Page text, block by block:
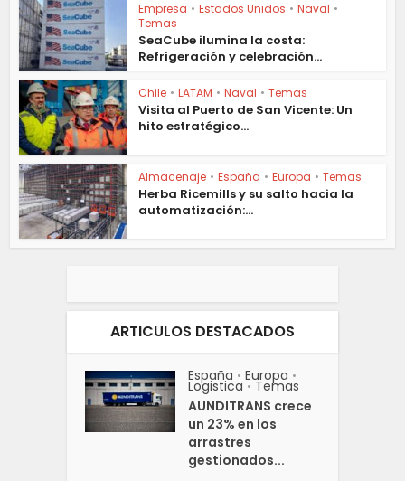
Empresa • Estados Unidos • Naval •
Temas
SeaCube ilumina la costa:
Refrigeración y celebración...
Chile • LATAM • Naval • Temas
Visita al Puerto de San Vicente: Un
hito estratégico...
Almacenaje • España • Europa • Temas
Herba Ricemills y su salto hacia la
automatización:...
ARTICULOS DESTACADOS
España • Europa •
Logistica • Temas
AUNDITRANS crece
un 23% en los
arrastres
gestionados...